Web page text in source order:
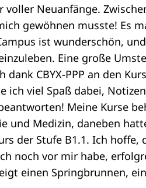
voller Neuanfänge.
gewöhnen musste! Es
ist wunderschön,
Eine große
dank CBYX-PPP an den
ich viel Spaß dabei,
Meine Kurse
und Medizin, daneben
der Stufe B1.1. Ich
noch vor mir habe,